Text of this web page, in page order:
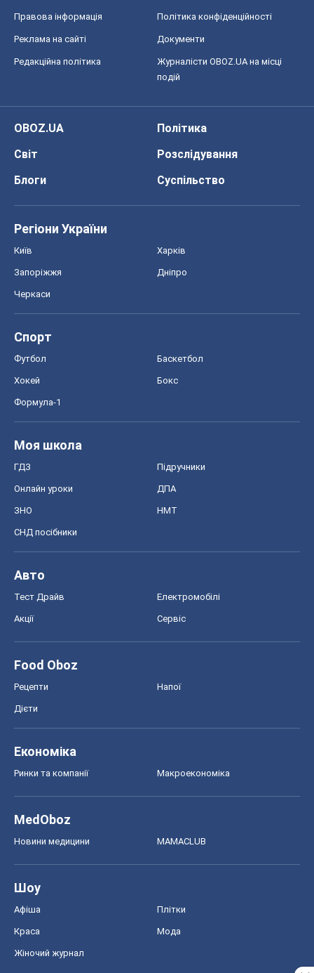
Правова інформація Політика конфіденційності
Реклама на сайті Документи
Редакційна політика
Журналісти OBOZ.UA на місці
подій
OBOZ.UA
Політика
Світ
Розслідування
Блоги
Суспільство
Регіони України
Київ Харків
Запоріжжя Дніпро
Черкаси
Спорт
Футбол Баскетбол
Хокей Бокс
Формула-1
Моя школа
ГДЗ Підручники
Онлайн уроки ДПА
ЗНО НМТ
СНД посібники
Авто
Тест Драйв Електромобілі
Акції Сервіс
Food Oboz
Рецепти Напої
Дієти
Економіка
Ринки та компанії Макроекономіка
MedOboz
Новини медицини MAMACLUB
Шоу
Афіша Плітки
Краса Мода
Жіночий журнал